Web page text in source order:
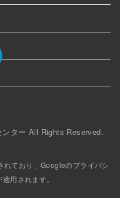
ター All Rights Reserved.
れており、Googleのプライバシ
適用されます。